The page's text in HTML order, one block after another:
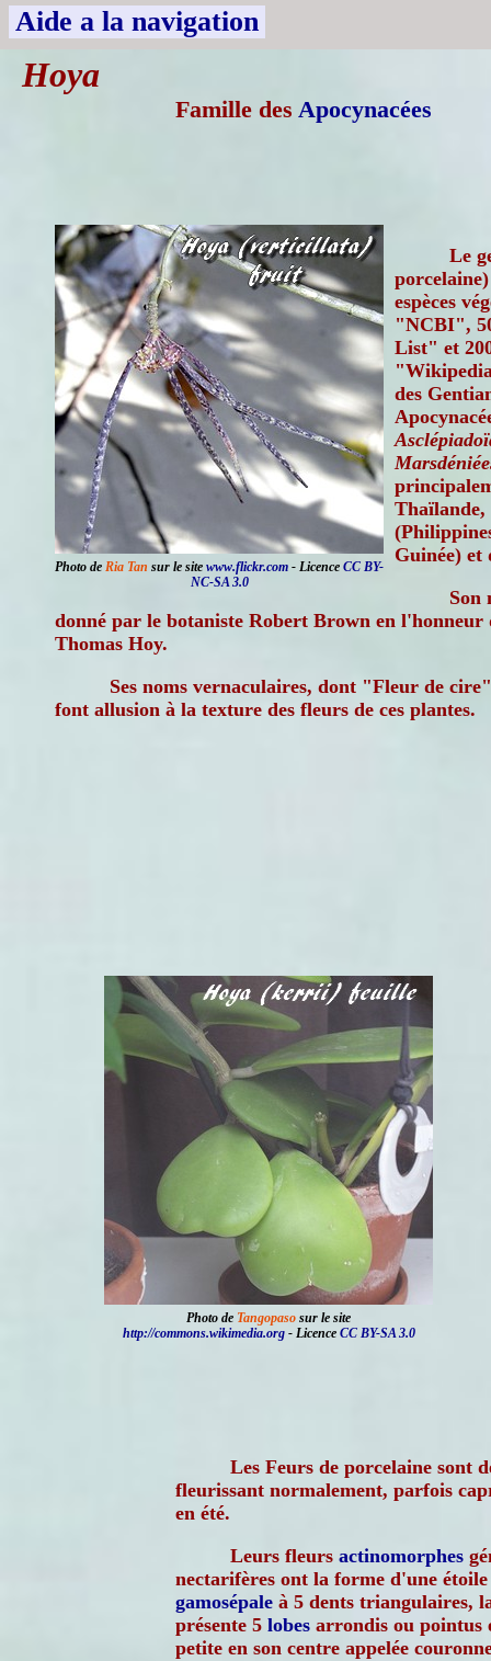
Aide a la navigation
Hoya
Famille des Apocynacées
Photo de Ria Tan sur le site www.flickr.com - Licence CC BY-
NC-SA 3.0
Le
espèces
"NCBI",
List" et
des
Thaïlande,
Guinée)
Son
donné par le botaniste Robert Brown en l'honneur
Thomas Hoy.
Ses noms vernaculaires, dont "Fleur de
font allusion à la texture des fleurs de ces plantes.
Photo de Tangopaso sur le site
http://commons.wikimedia.org- Licence CC BY-SA 3.0
Les Feurs de porcelaine sont
fleurissant normalement, parfois
en été.
Leurs fleurs actinomorphes
nectarifères ont la forme d'une
gamosépale à 5 dents triangulaires,
présente 5 lobes arrondis ou pointus
petite en son centre appelée